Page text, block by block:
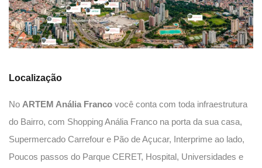
Localização
No ARTEM Anália Franco você conta com toda infraestrutura
do Bairro, com Shopping Anália Franco na porta da sua casa,
Supermercado Carrefour e Pão de Açucar, Interprime ao lado,
Poucos passos do Parque CERET, Hospital, Universidades e